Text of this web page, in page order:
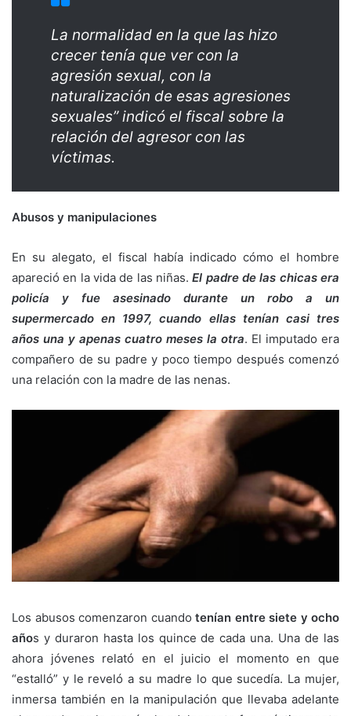
La normalidad en la que las hizo
crecer tenía que ver con la
agresión sexual, con la
naturalización de esas agresiones
sexuales” indicó el fiscal sobre la
relación del agresor con las
víctimas.
Abusos y manipulaciones
En su alegato, el fiscal había indicado cómo el hombre
apareció en la vida de las niñas.El padre de las chicas era
policía y fue asesinado durante un robo a un
supermercado en 1997, cuando ellas tenían casi tres
años una y apenas cuatro meses la otra. El imputado era
compañero de su padre y poco tiempo después comenzó
una relación con la madre de las nenas.
Los abusos comenzaron cuando tenían entre siete y ocho
años y duraron hasta los quince de cada una. Una de las
ahora jóvenes relató en el juicio el momento en que
“estalló” y le reveló a su madre lo que sucedía. La mujer,
inmersa también en la manipulación que llevaba adelante